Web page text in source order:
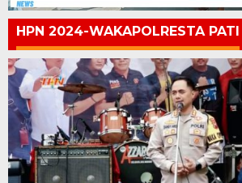
HPN 2024-WAKAPOLRESTA PATI